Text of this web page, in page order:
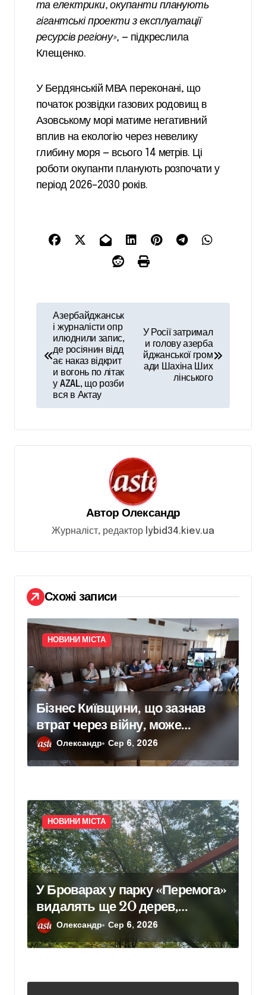
та електрики, окупанти планують
гігантські проекти з експлуатації
ресурсів регіону», — підкреслила
Клещенко.
У Бердянській МВА переконані, що
початок розвідки газових родовищ в
Азовському морі матиме негативний
вплив на екологію через невелику
глибину моря — всього 14 метрів. Ці
роботи окупанти планують розпочати у
період 2026–2030 років.
в
а
ц
і
и
і
в
Азербайджанськ
і журналісти опр
илюднили запис,
де росіянин відд
ає наказ відкрит
и вогонь по літак
у AZAL, що розби
вся в Актау
У Росії затримал
и голову азерба
йджанської гром
ади Шахіна Ших
лінського
Автор Олександр
Журналіст, редактор lybid34.kiev.ua
Схожі записи
НОВИНИ МІСТА
Бізнес Київщини, що зазнав
втрат через війну, може
розраховувати на компенсацію
понад 400 тис. грн
Олександр Сер 6, 2026
НОВИНИ МІСТА
У Броварах у парку «Перемога»
видалять ще 20 дерев,
уражених небезпечним
шкідником
Олександр Сер 6, 2026